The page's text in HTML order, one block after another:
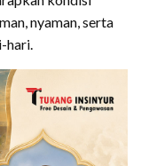
nyaman, serta
hari.